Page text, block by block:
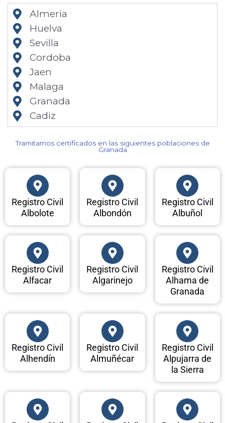
Almeria
Huelva
Sevilla
Cordoba
Jaen
Malaga
Granada
Cadiz
Tramitamos certificados en las siguientes poblaciones de
Granada​
Registro Civil
Albolote
Registro Civil
Albondón
Registro Civil
Albuñol
Registro Civil
Alfacar
Registro Civil
Algarinejo
Registro Civil
Alhama de
Granada
Registro Civil
Alhendín
Registro Civil
Almuñécar
Registro Civil
Alpujarra de
la Sierra